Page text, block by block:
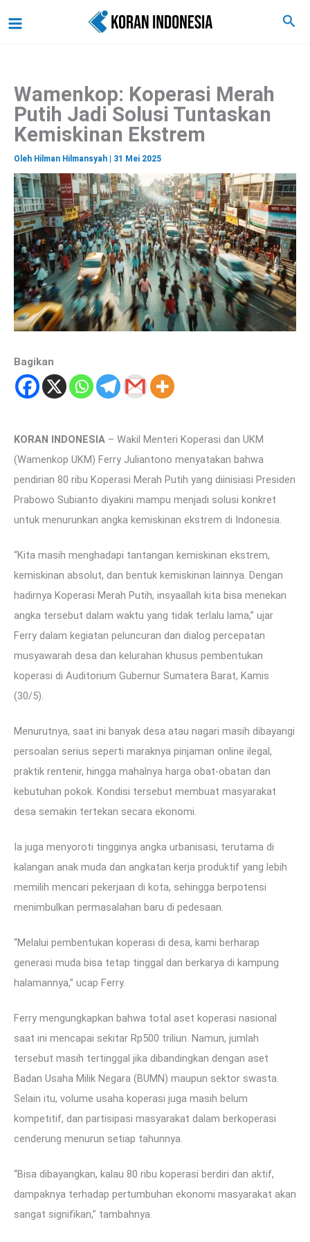
ke
Cari
Wamenkop: Koperasi Merah
Putih Jadi Solusi Tuntaskan
Kemiskinan Ekstrem
Oleh Hilman Hilmansyah 31 Mei 2025
Bagikan
KORAN INDONESIA – Wakil Menteri Koperasi dan UKM
(Wamenkop UKM) Ferry Juliantono menyatakan bahwa
pendirian 80 ribu Koperasi Merah Putih yang diinisiasi Presiden
Prabowo Subianto diyakini mampu menjadi solusi konkret
untuk menurunkan angka kemiskinan ekstrem di Indonesia.
“Kita masih menghadapi tantangan kemiskinan ekstrem,
kemiskinan absolut, dan bentuk kemiskinan lainnya. Dengan
hadirnya Koperasi Merah Putih, insyaallah kita bisa menekan
angka tersebut dalam waktu yang tidak terlalu lama,” ujar
Ferry dalam kegiatan peluncuran dan dialog percepatan
musyawarah desa dan kelurahan khusus pembentukan
koperasi di Auditorium Gubernur Sumatera Barat, Kamis
(30/5).
Menurutnya, saat ini banyak desa atau nagari masih dibayangi
persoalan serius seperti maraknya pinjaman online ilegal,
praktik rentenir, hingga mahalnya harga obat-obatan dan
kebutuhan pokok. Kondisi tersebut membuat masyarakat
desa semakin tertekan secara ekonomi.
Ia juga menyoroti tingginya angka urbanisasi, terutama di
kalangan anak muda dan angkatan kerja produktif yang lebih
memilih mencari pekerjaan di kota, sehingga berpotensi
menimbulkan permasalahan baru di pedesaan.
“Melalui pembentukan koperasi di desa, kami berharap
generasi muda bisa tetap tinggal dan berkarya di kampung
halamannya,” ucap Ferry.
Ferry mengungkapkan bahwa total aset koperasi nasional
saat ini mencapai sekitar Rp500 triliun. Namun, jumlah
tersebut masih tertinggal jika dibandingkan dengan aset
Badan Usaha Milik Negara (BUMN) maupun sektor swasta.
Selain itu, volume usaha koperasi juga masih belum
kompetitif, dan partisipasi masyarakat dalam berkoperasi
cenderung menurun setiap tahunnya.
“Bisa dibayangkan, kalau 80 ribu koperasi berdiri dan aktif,
dampaknya terhadap pertumbuhan ekonomi masyarakat akan
sangat signifikan,” tambahnya.
a